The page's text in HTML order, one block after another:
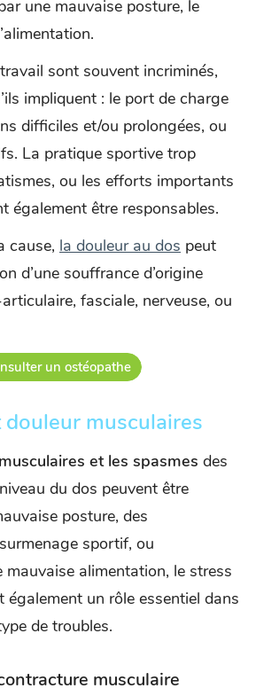
une mauvaise posture, le
sont souvent incriminés,
impliquent : le port de charge
difficiles et/ou prolongées, ou
La pratique sportive trop
ou les efforts importants
également être responsables.
cause, la douleur au dos peut
d’une souffrance d’origine
fasciale, nerveuse, ou
un ostéopathe
douleur musculaires
et les spasmes des
du dos peuvent être
posture, des
sportif, ou
mauvaise alimentation, le stress
un rôle essentiel dans
de troubles.
musculaire